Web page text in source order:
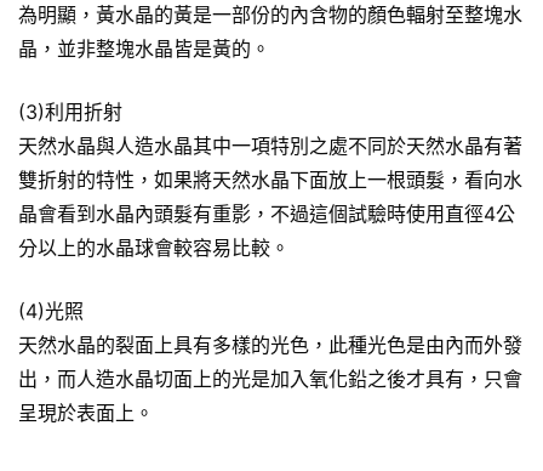
為明顯，黃水晶的黃是一部份的內含物的顏色輻射至整塊水
晶，並非整塊水晶皆是黃的。
(3)利用折射
天然水晶與人造水晶其中一項特別之處不同於天然水晶有著
雙折射的特性，如果將天然水晶下面放上一根頭髮，看向水
晶會看到水晶內頭髮有重影，不過這個試驗時使用直徑4公
分以上的水晶球會較容易比較。
(4)光照
天然水晶的裂面上具有多樣的光色，此種光色是由內而外發
出，而人造水晶切面上的光是加入氧化鉛之後才具有，只會
呈現於表面上。